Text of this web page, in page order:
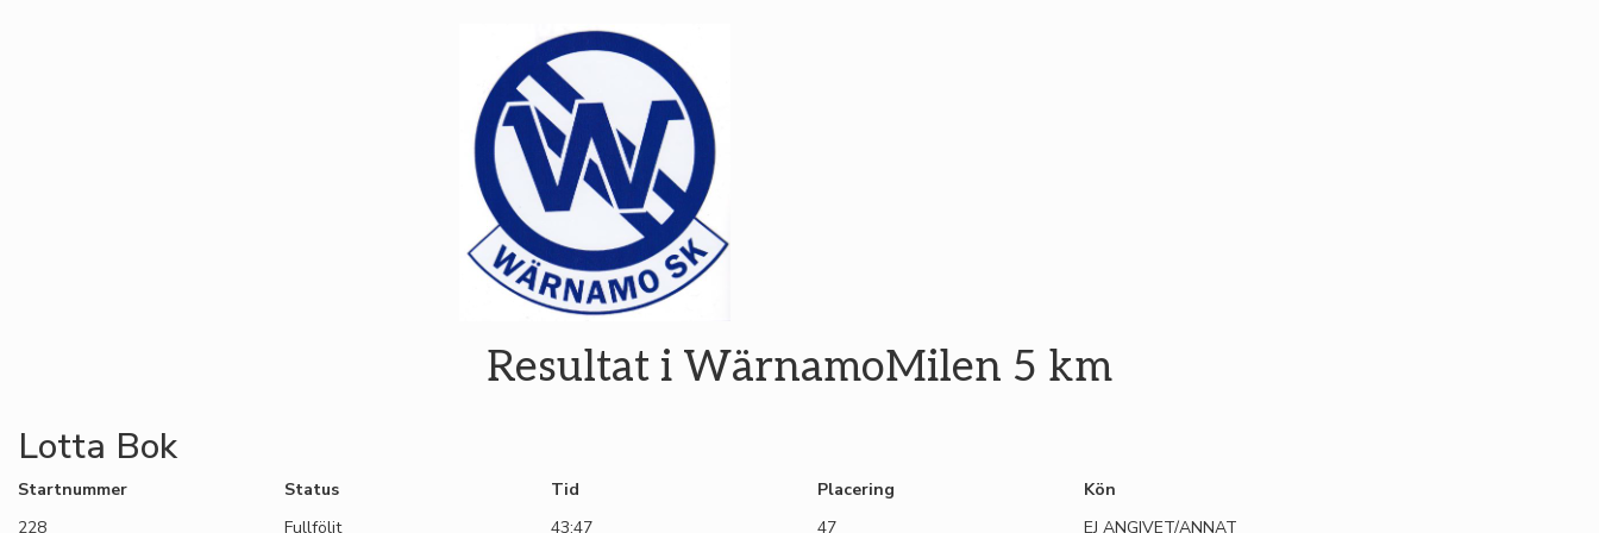
Resultat i WärnamoMilen 5 km
Lotta Bok
Startnummer
228
Status
Fullföljt
Tid
43:47
Placering
47
Kön
EJ ANGIVET/ANNAT